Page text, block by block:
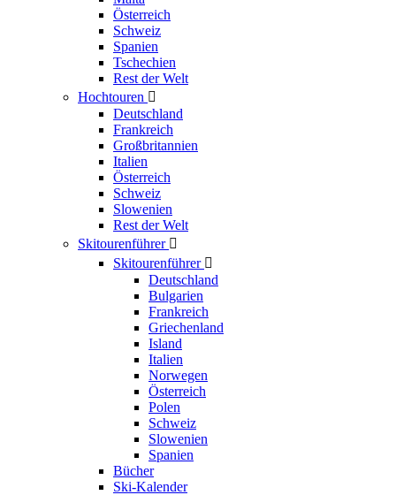
Österreich
Schweiz
Spanien
Tschechien
Rest der Welt
Hochtouren 
Deutschland
Frankreich
Großbritannien
Italien
Österreich
Schweiz
Slowenien
Rest der Welt
Skitourenführer 
Skitourenführer 
Deutschland
Bulgarien
Frankreich
Griechenland
Island
Italien
Norwegen
Österreich
Polen
Schweiz
Slowenien
Spanien
Bücher
Ski-Kalender